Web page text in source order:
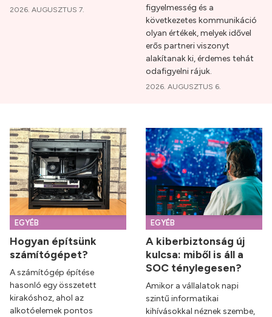
2026. AUGUSZTUS 7.
figyelmesség és a
következetes kommunikáció
olyan értékek, melyek idővel
erős partneri viszonyt
alakítanak ki, érdemes tehát
odafigyelni rájuk.
2026. AUGUSZTUS 6.
EGYÉB
Hogyan építsünk
számítógépet?
A számítógép építése
hasonló egy összetett
kirakóshoz, ahol az
alkotóelemek pontos
EGYÉB
A kiberbiztonság új
kulcsa: miből is áll a
SOC ténylegesen?
Amikor a vállalatok napi
szintű informatikai
kihívásokkal néznek szembe,